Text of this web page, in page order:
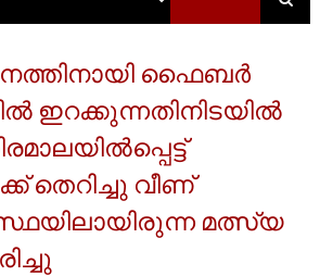
ഫൈബർ
ഇറക്കുന്നതിനിടയിൽ
തെറിച്ചു വീണ്
മത്സ്യ